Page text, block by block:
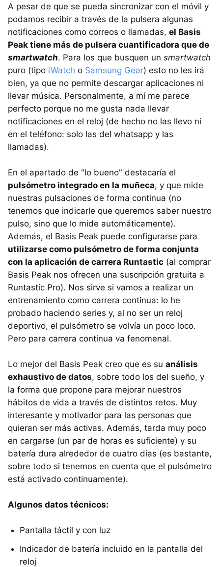
A pesar de que se pueda sincronizar con el móvil y
podamos recibir a través de la pulsera algunas
notificaciones como correos o llamadas, el Basis
Peak tiene más de pulsera cuantificadora que de
smartwatch. Para los que busquen un smartwatch
puro (tipo iWatch o Samsung Gear) esto no les irá
bien, ya que no permite descargar aplicaciones ni
llevar música. Personalmente, a mí me parece
perfecto porque no me gusta nada llevar
notificaciones en el reloj (de hecho no las llevo ni
en el teléfono: solo las del whatsapp y las
llamadas).
En el apartado de "lo bueno" destacaría el
pulsómetro integrado en la muñeca, y que mide
nuestras pulsaciones de forma continua (no
tenemos que indicarle que queremos saber nuestro
pulso, sino que lo mide automáticamente).
Además, el Basis Peak puede configurarse para
utilizarse como pulsómetro de forma conjunta
con la aplicación de carrera Runtastic (al comprar
Basis Peak nos ofrecen una suscripción gratuita a
Runtastic Pro). Nos sirve si vamos a realizar un
entrenamiento como carrera continua: lo he
probado haciendo series y, al no ser un reloj
deportivo, el pulsómetro se volvía un poco loco.
Pero para carrera continua va fenomenal.
Lo mejor del Basis Peak creo que es su análisis
exhaustivo de datos, sobre todo los del sueño, y
la forma que propone para mejorar nuestros
hábitos de vida a través de distintos retos. Muy
interesante y motivador para las personas que
quieran ser más activas. Además, tarda muy poco
en cargarse (un par de horas es suficiente) y su
batería dura alrededor de cuatro días (es bastante,
sobre todo si tenemos en cuenta que el pulsómetro
está activado continuamente).
Algunos datos técnicos:
Pantalla táctil y con luz
Indicador de batería incluido en la pantalla del
reloj